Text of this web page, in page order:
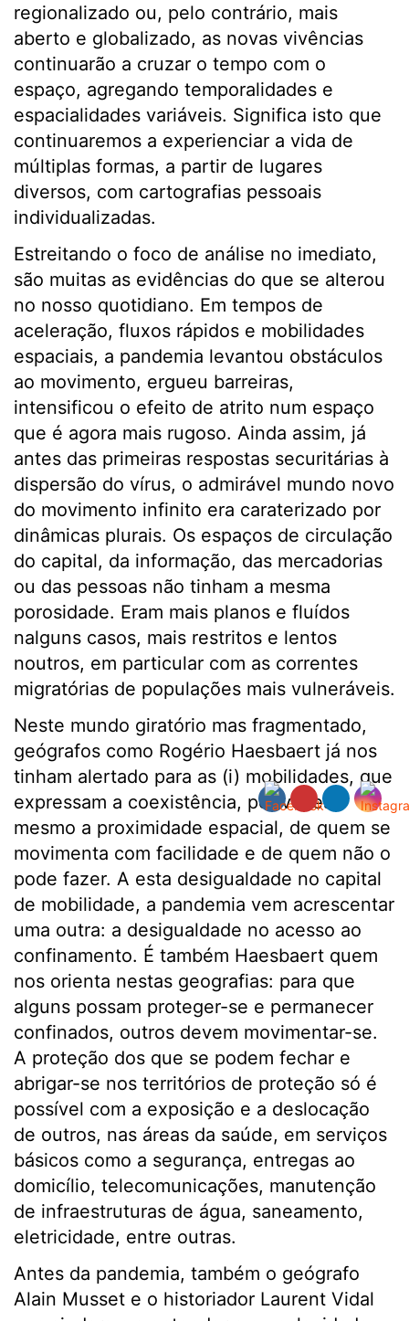
regionalizado ou, pelo contrário, mais
aberto e globalizado, as novas vivências
continuarão a cruzar o tempo com o
espaço, agregando temporalidades e
espacialidades variáveis. Significa isto que
continuaremos a experienciar a vida de
múltiplas formas, a partir de lugares
diversos, com cartografias pessoais
individualizadas.
Estreitando o foco de análise no imediato,
são muitas as evidências do que se alterou
no nosso quotidiano. Em tempos de
aceleração, fluxos rápidos e mobilidades
espaciais, a pandemia levantou obstáculos
ao movimento, ergueu barreiras,
intensificou o efeito de atrito num espaço
que é agora mais rugoso. Ainda assim, já
antes das primeiras respostas securitárias à
dispersão do vírus, o admirável mundo novo
do movimento infinito era caraterizado por
dinâmicas plurais. Os espaços de circulação
do capital, da informação, das mercadorias
ou das pessoas não tinham a mesma
porosidade. Eram mais planos e fluídos
nalguns casos, mais restritos e lentos
noutros, em particular com as correntes
migratórias de populações mais vulneráveis.
Neste mundo giratório mas fragmentado,
geógrafos como Rogério Haesbaert já nos
tinham alertado para as (i) mobilidades, que
expressam a coexistência, por vezes
mesmo a proximidade espacial, de quem se
movimenta com facilidade e de quem não o
pode fazer. A esta desigualdade no capital
de mobilidade, a pandemia vem acrescentar
uma outra: a desigualdade no acesso ao
confinamento. É também Haesbaert quem
nos orienta nestas geografias: para que
alguns possam proteger-se e permanecer
confinados, outros devem movimentar-se.
A proteção dos que se podem fechar e
abrigar-se nos territórios de proteção só é
possível com a exposição e a deslocação
de outros, nas áreas da saúde, em serviços
básicos como a segurança, entregas ao
domicílio, telecomunicações, manutenção
de infraestruturas de água, saneamento,
eletricidade, entre outras.
Antes da pandemia, também o geógrafo
Alain Musset e o historiador Laurent Vidal